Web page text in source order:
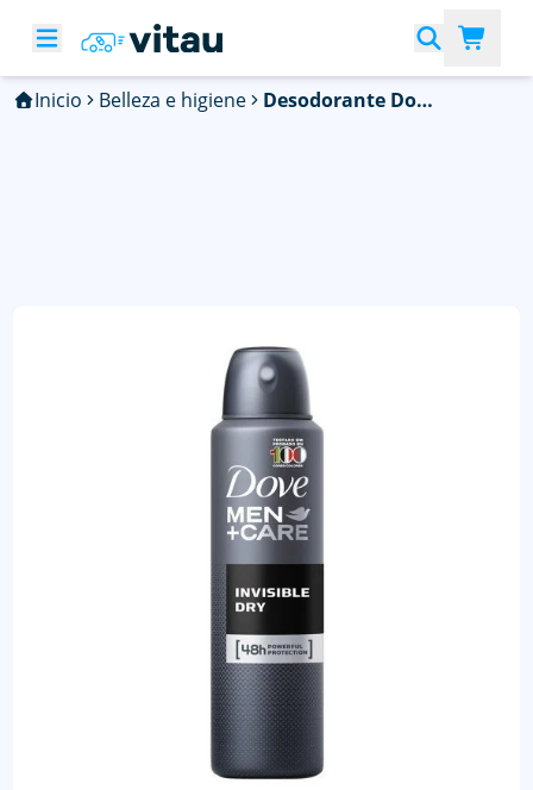
Inicio Belleza e higiene Desodorante Dove Men + Care